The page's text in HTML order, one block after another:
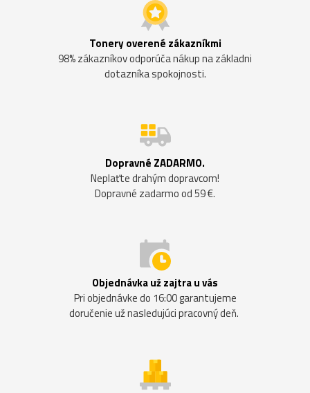
Tonery overené zákazníkmi
98% zákazníkov odporúča nákup na základni
dotazníka spokojnosti.
Dopravné ZADARMO.
Neplaťte drahým dopravcom!
Dopravné zadarmo od 59 €.
Objednávka už zajtra u vás
Pri objednávke do 16:00 garantujeme
doručenie už nasledujúci pracovný deň.